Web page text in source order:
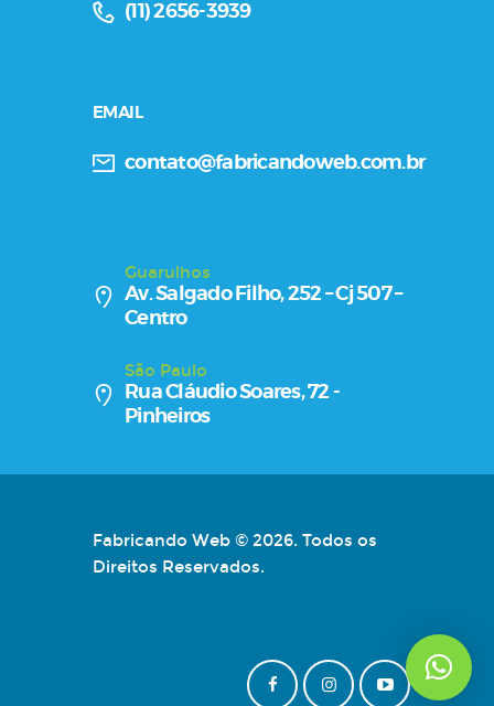
(11) 2656-3939
EMAIL
contato@fabricandoweb.com.br
Guarulhos
Av. Salgado Filho, 252 – Cj 507 –
Centro
São Paulo
Rua Cláudio Soares, 72 -
Pinheiros
Fabricando Web © 2026. Todos os
Direitos Reservados.